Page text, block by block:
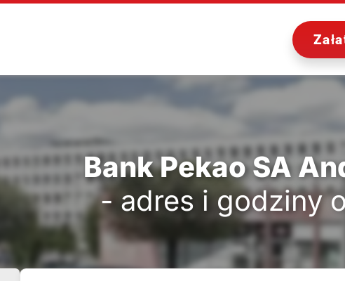
Bank Pekao SA
- adres i godziny